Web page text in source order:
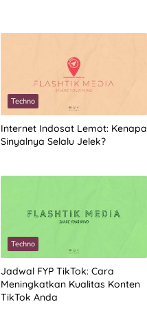
Techno
Internet Indosat Lemot: Kenapa
Sinyalnya Selalu Jelek?
Techno
Jadwal FYP TikTok: Cara
Meningkatkan Kualitas Konten
TikTok Anda